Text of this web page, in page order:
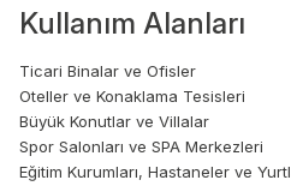
Kullanım Alanları
Ticari Binalar ve Ofisler
Oteller ve Konaklama Tesisleri
Büyük Konutlar ve Villalar
Spor Salonları ve SPA Merkezleri
Eğitim Kurumları, Hastaneler ve